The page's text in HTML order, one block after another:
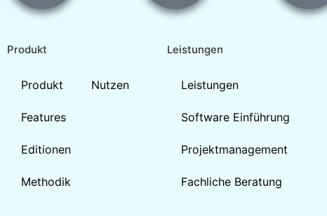
Produkt
Produkt Nutzen
Features
Editionen
Methodik
Leistungen
Leistungen
Software Einführung
Projektmanagement
Fachliche Beratung